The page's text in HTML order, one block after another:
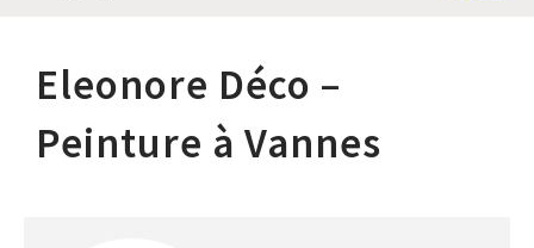
Eleonore Déco –
Peinture à Vannes